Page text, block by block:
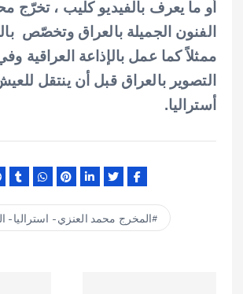
أو ما يعرف بالفيديو كليب ،تخرّج
الفنون الجميلة بالعراق وتخصّص
ممثلاً كما عمل بالإذاعة العراقية
التصوير بالعراق قبل أن ينتقل
أستراليا.
المخرج محمد العنزي - استراليا -